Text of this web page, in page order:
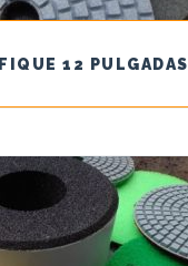
FIQUE 12 PULGADAS